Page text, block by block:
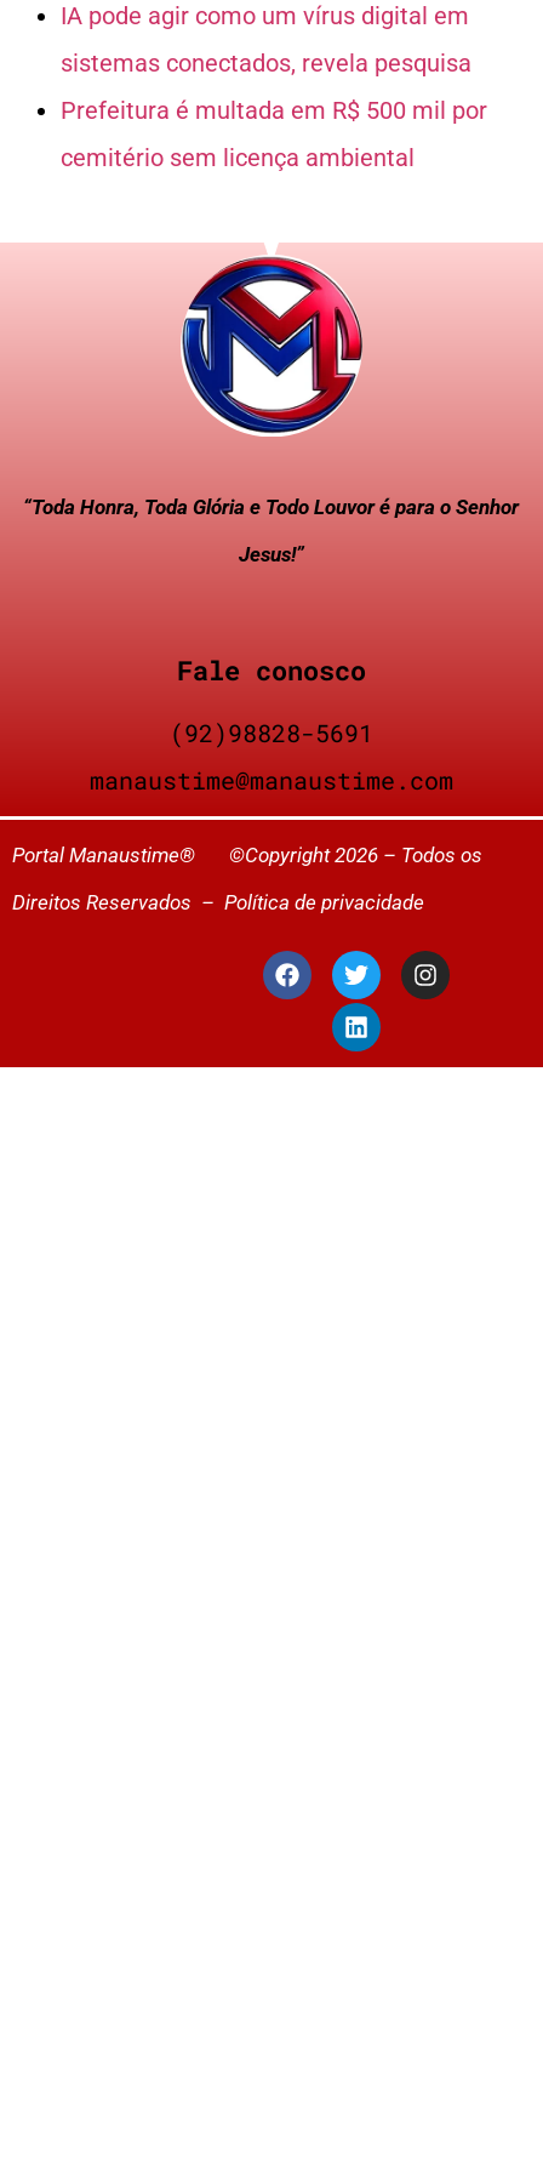
IA pode agir como um vírus digital em
sistemas conectados, revela pesquisa
Prefeitura é multada em R$ 500 mil por
cemitério sem licença ambiental
“Toda Honra, Toda Glória e Todo Louvor é para o Senhor
Jesus!”
Fale conosco
(92)98828-5691
manaustime@manaustime.com
Portal Manaustime® ©Copyright 2026 – Todos os
Direitos Reservados – Política de privacidade